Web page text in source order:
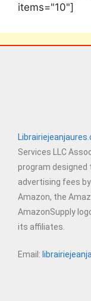
items="10"]
Services LLC
program designed
advertising fees
Amazon, the
AmazonSupply
its affiliates.
Email: